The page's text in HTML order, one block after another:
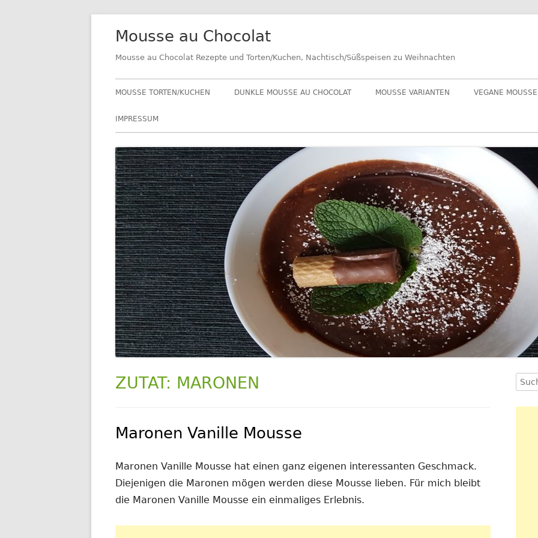
Mousse au Chocolat
Mousse au Chocolat Rezepte und Torten/Kuchen, Nachtisch/Süßspeisen zu Weihnachten
Primäres
Menü
MOUSSE TORTEN/KUCHEN DUNKLE MOUSSE AU CHOCOLAT MOUSSE VARIANTEN VEGANE MOUSSE
IMPRESSUM
ZUTAT: MARONEN
Maronen Vanille Mousse
Maronen Vanille Mousse hat einen ganz eigenen interessanten Geschmack.
Diejenigen die Maronen mögen werden diese Mousse lieben. Für mich bleibt
die Maronen Vanille Mousse ein einmaliges Erlebnis.